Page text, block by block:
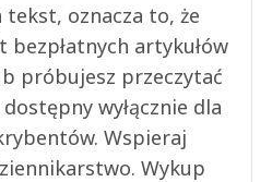
tekst, oznacza to, że
bezpłatnych artykułów
próbujesz przeczytać
wyłącznie dla
Wspieraj
Wykup